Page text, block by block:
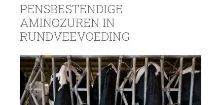
PENSBESTENDIGE
AMINOZUREN IN
RUNDVEEVOEDING